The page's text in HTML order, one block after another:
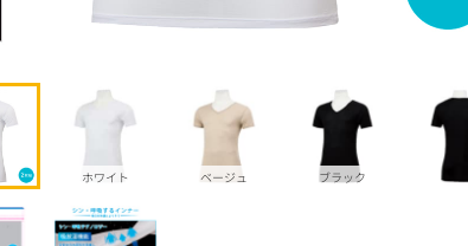
ホワイト ベージュ ブラック